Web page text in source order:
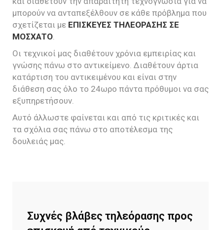
μπορούν να ανταπεξέλθουν σε κάθε πρόβλημα που
σχετίζεται με ΕΠΙΣΚΕΥΕΣ ΤΗΛΕΟΡΑΣΗΣ ΣΕ
ΜΟΣΧΑΤΟ.
Οι τεχνικοί μας διαθέτουν χρόνια εμπειρίας και
γνώσης πάνω στο αντικείμενο. Διαθέτουν άρτια
κατάρτιση του αντικειμένου και είναι στην
διάθεση σας όλο το 24ωρο πάντα πρόθυμοι να σας
εξυπηρετήσουν.
Αυτό άλλωστε φαίνεται και από τις κριτικές και
τα σχόλια σας πάνω στο αποτέλεσμα της
δουλειάς μας.
Συχνές βλάβες τηλεόρασης προς